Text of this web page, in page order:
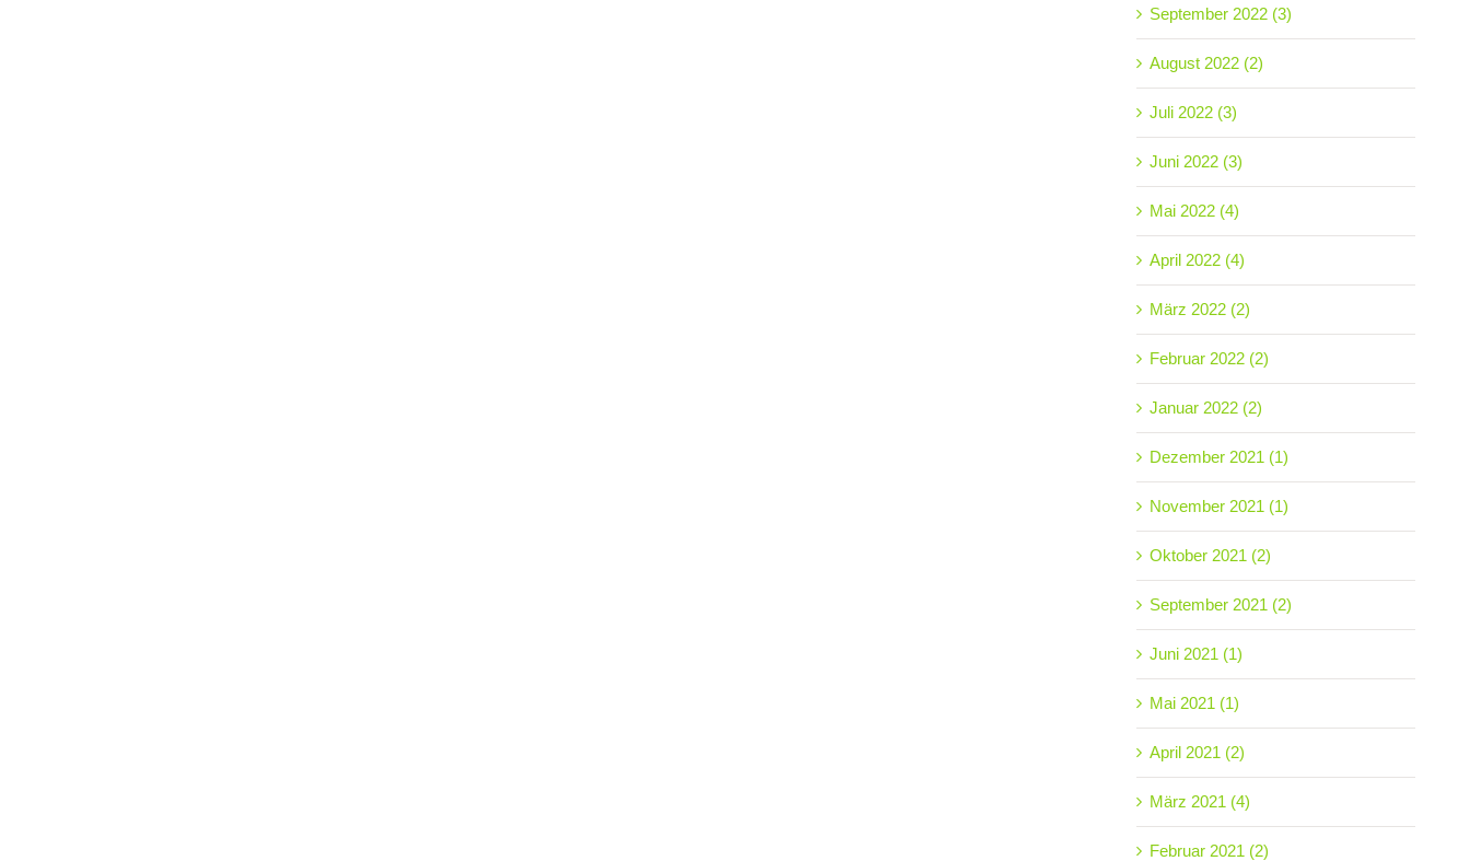
September 2022 (3)
August 2022 (2)
Juli 2022 (3)
Juni 2022 (3)
Mai 2022 (4)
April 2022 (4)
März 2022 (2)
Februar 2022 (2)
Januar 2022 (2)
Dezember 2021 (1)
November 2021 (1)
Oktober 2021 (2)
September 2021 (2)
Juni 2021 (1)
Mai 2021 (1)
April 2021 (2)
März 2021 (4)
Februar 2021 (2)